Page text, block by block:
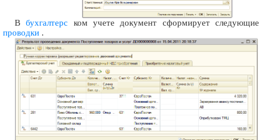
Вбухгалтерс ком учете документ сформирует следующие
проводки .